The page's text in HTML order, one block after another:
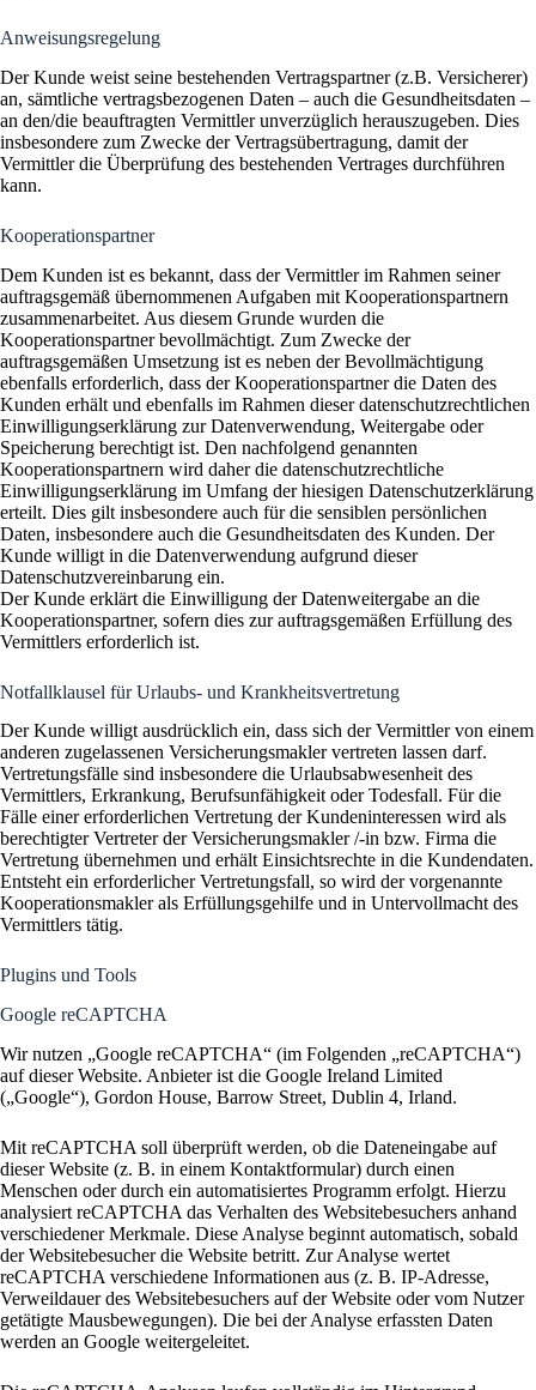
Anweisungsregelung
Der Kunde weist seine bestehenden Vertragspartner (z.B. Versicherer)
an, sämtliche vertragsbezogenen Daten – auch die Gesundheitsdaten –
an den/die beauftragten Vermittler unverzüglich herauszugeben. Dies
insbesondere zum Zwecke der Vertragsübertragung, damit der
Vermittler die Überprüfung des bestehenden Vertrages durchführen
kann.
Kooperationspartner
Dem Kunden ist es bekannt, dass der Vermittler im Rahmen seiner
auftragsgemäß übernommenen Aufgaben mit Kooperationspartnern
zusammenarbeitet. Aus diesem Grunde wurden die
Kooperationspartner bevollmächtigt. Zum Zwecke der
auftragsgemäßen Umsetzung ist es neben der Bevollmächtigung
ebenfalls erforderlich, dass der Kooperationspartner die Daten des
Kunden erhält und ebenfalls im Rahmen dieser datenschutzrechtlichen
Einwilligungserklärung zur Datenverwendung, Weitergabe oder
Speicherung berechtigt ist. Den nachfolgend genannten
Kooperationspartnern wird daher die datenschutzrechtliche
Einwilligungserklärung im Umfang der hiesigen Datenschutzerklärung
erteilt. Dies gilt insbesondere auch für die sensiblen persönlichen
Daten, insbesondere auch die Gesundheitsdaten des Kunden. Der
Kunde willigt in die Datenverwendung aufgrund dieser
Datenschutzvereinbarung ein.
Der Kunde erklärt die Einwilligung der Datenweitergabe an die
Kooperationspartner, sofern dies zur auftragsgemäßen Erfüllung des
Vermittlers erforderlich ist.
Notfallklausel für Urlaubs- und Krankheitsvertretung
Der Kunde willigt ausdrücklich ein, dass sich der Vermittler von einem
anderen zugelassenen Versicherungsmakler vertreten lassen darf.
Vertretungsfälle sind insbesondere die Urlaubsabwesenheit des
Vermittlers, Erkrankung, Berufsunfähigkeit oder Todesfall. Für die
Fälle einer erforderlichen Vertretung der Kundeninteressen wird als
berechtigter Vertreter der Versicherungsmakler /-in bzw. Firma die
Vertretung übernehmen und erhält Einsichtsrechte in die Kundendaten.
Entsteht ein erforderlicher Vertretungsfall, so wird der vorgenannte
Kooperationsmakler als Erfüllungsgehilfe und in Untervollmacht des
Vermittlers tätig.
Plugins und Tools
Google reCAPTCHA
Wir nutzen „Google reCAPTCHA“ (im Folgenden „reCAPTCHA“)
auf dieser Website. Anbieter ist die Google Ireland Limited
(„Google“), Gordon House, Barrow Street, Dublin 4, Irland.
Mit reCAPTCHA soll überprüft werden, ob die Dateneingabe auf
dieser Website (z. B. in einem Kontaktformular) durch einen
Menschen oder durch ein automatisiertes Programm erfolgt. Hierzu
analysiert reCAPTCHA das Verhalten des Websitebesuchers anhand
verschiedener Merkmale. Diese Analyse beginnt automatisch, sobald
der Websitebesucher die Website betritt. Zur Analyse wertet
reCAPTCHA verschiedene Informationen aus (z. B. IP-Adresse,
Verweildauer des Websitebesuchers auf der Website oder vom Nutzer
getätigte Mausbewegungen). Die bei der Analyse erfassten Daten
werden an Google weitergeleitet.